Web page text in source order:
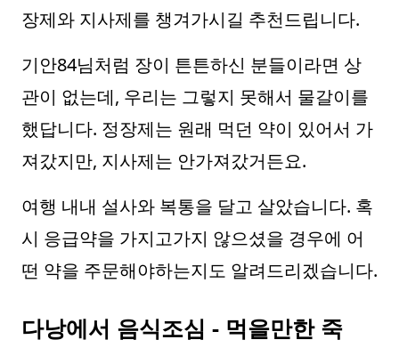
장제와 지사제를 챙겨가시길 추천드립니다.
기안84님처럼 장이 튼튼하신 분들이라면 상
관이 없는데, 우리는 그렇지 못해서 물갈이를
했답니다. 정장제는 원래 먹던 약이 있어서 가
져갔지만, 지사제는 안가져갔거든요.
여행 내내 설사와 복통을 달고 살았습니다. 혹
시 응급약을 가지고가지 않으셨을 경우에 어
떤 약을 주문해야하는지도 알려드리겠습니다.
다낭에서 음식조심 - 먹을만한 죽